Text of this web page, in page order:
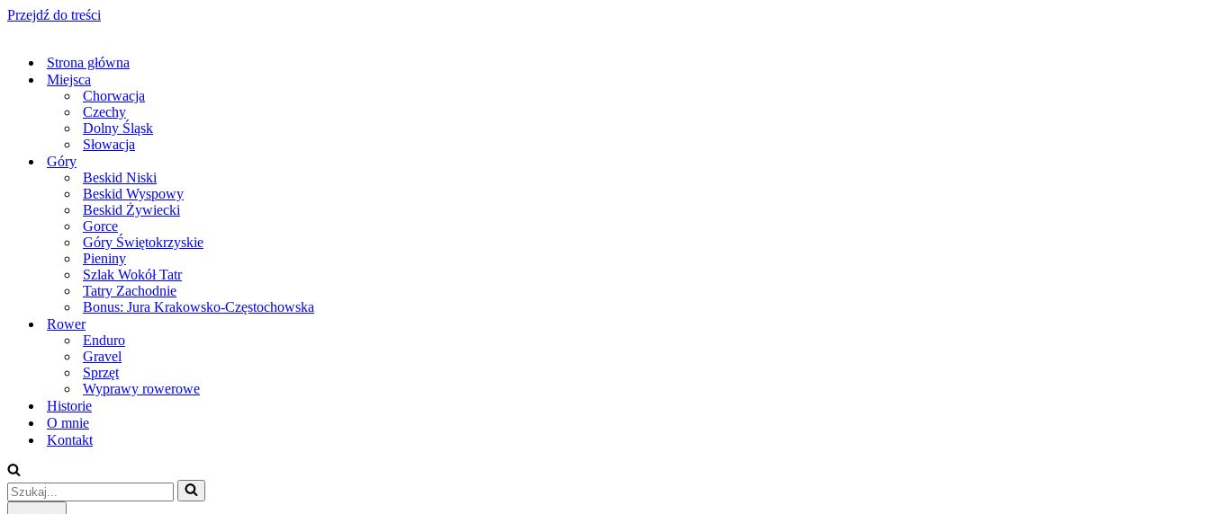
Przejdź do treści
Strona główna
Miejsca
Chorwacja
Czechy
Dolny Śląsk
Słowacja
Góry
Beskid Niski
Beskid Wyspowy
Beskid Żywiecki
Gorce
Góry Świętokrzyskie
Pieniny
Szlak Wokół Tatr
Tatry Zachodnie
Bonus: Jura Krakowsko-Częstochowska
Rower
Enduro
Gravel
Sprzęt
Wyprawy rowerowe
Historie
O mnie
Kontakt
Szukaj...